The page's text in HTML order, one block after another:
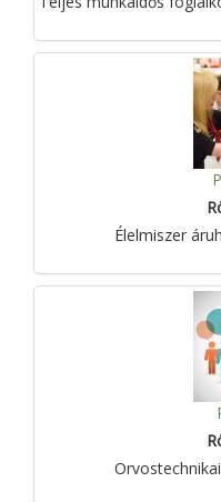
Élelmiszer